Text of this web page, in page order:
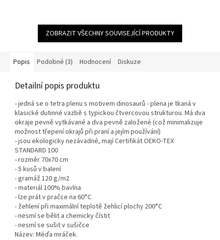
ZOBRAZIT VŠECHNY SOUVISEJÍCÍ PRODUKTY
Popis Podobné (3) Hodnocení Diskuze
Detailní popis produktu
- jedná se o tetra plenu s motivem dinosaurů - plena je tkaná v
klasické dutinné vazbě s typickou čtvercovou strukturou. Má dva
okraje pevně vytkávané a dva pevně založené (což minimalizuje
možnost třepení okrajů při praní a jejím používání)
- jsou ekologicky nezávadné, mají Certifikát OEKO-TEX
STANDARD 100
- rozměr 70x70 cm
- 5 kusů v balení
- gramáž 120 g/m2
- materiál 100% bavlna
- lze prát v pračce na 60°C
- žehlení při maximální teplotě žehlicí plochy 200°C
- nesmí se bělit a chemicky čístit
- nesmí se sušit v sušičce
Název: Méďa mráček.